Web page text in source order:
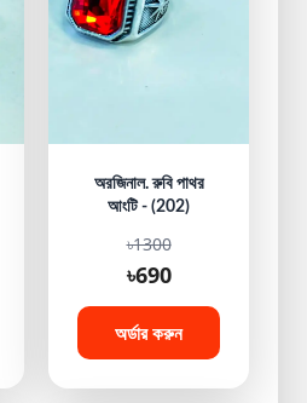
অরজিনাল. রুবি পাথর
আংটি - (202)
৳1300
৳690
অর্ডার করুন